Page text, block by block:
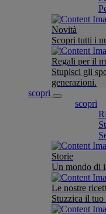
Novità
Scopri tutti i
Regali per il
Stupisci gli
generazioni.
scopri
scopri
Storie
Un mondo di
Le nostre
Stuzzica il tuo